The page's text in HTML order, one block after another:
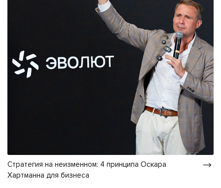
Стратегия на неизменном: 4 принципа Оскара
Хартманна для бизнеса